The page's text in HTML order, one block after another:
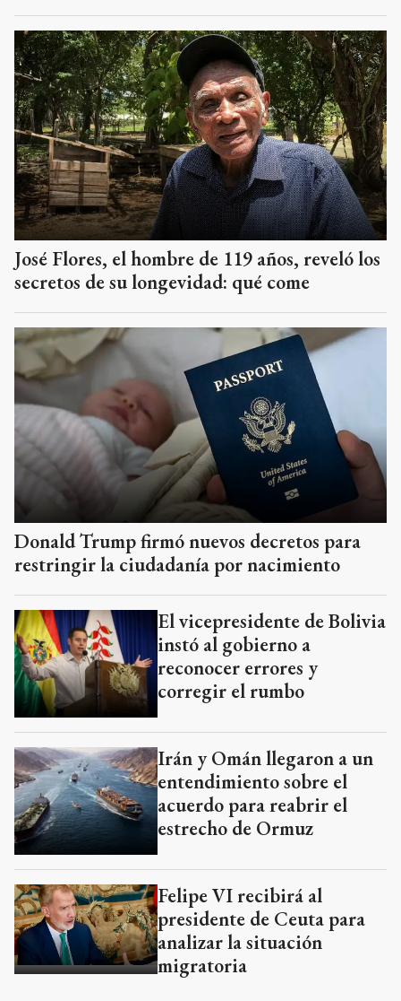
José Flores, el hombre de 119 años, reveló los
secretos de su longevidad: qué come
Donald Trump firmó nuevos decretos para
restringir la ciudadanía por nacimiento
El vicepresidente de Bolivia
instó al gobierno a
reconocer errores y
corregir el rumbo
Irán y Omán llegaron a un
entendimiento sobre el
acuerdo para reabrir el
estrecho de Ormuz
Felipe VI recibirá al
presidente de Ceuta para
analizar la situación
migratoria